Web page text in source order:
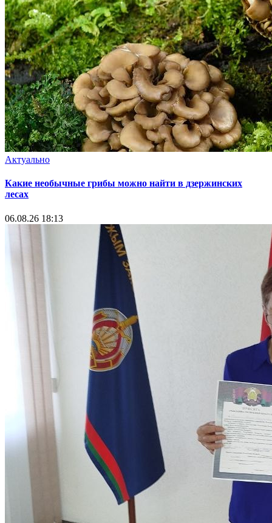
Актуально
Какие необычные грибы можно найти в дзержинских
лесах
06.08.26 18:13